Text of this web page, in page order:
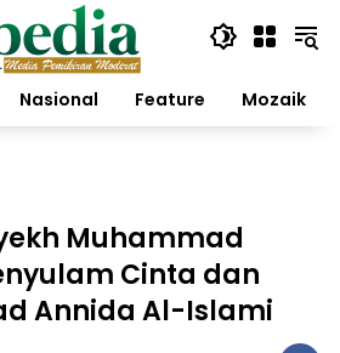
Nasional Feature Mozaik
Muhammad
Cinta dan
Annida Al-Islami